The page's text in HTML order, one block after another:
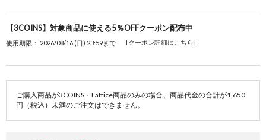
【3COINS】対象商品に使える5％OFFクーポン配布中
使用期限： 2026/08/16 (日) 23:59まで [クーポン詳細はこちら]
ご購入商品が3COINS・Lattice商品のみの場合、商品代金の合計が1,650
円（税込）未満のご注文はできません。